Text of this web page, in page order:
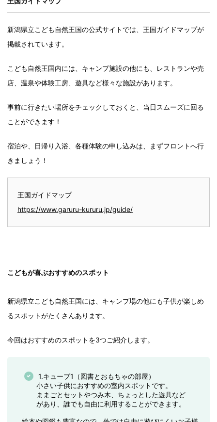
新潟県立こども自然王国の公式サイトでは、王国ガイドマップが
掲載されています。
こども自然王国内には、キャンプ施設の他にも、レストランや売
店、温泉や体験工房、遊具など様々な施設があります。
事前に行きたい場所をチェックしておくと、当日スムーズに回る
ことができます！
宿泊や、日帰り入浴、各種体験の申し込みは、まずフロントへ行
きましょう！
王国ガイドマップ
https://www.garuru-kururu.jp/guide/
こどもが喜ぶおすすめのスポット
新潟県立こども自然王国には、キャンプ場の他にも子供が楽しめ
るスポットがたくさんあります。
今回はおすすめのスポットを3つご紹介します。
1.キューブ1（図書とおもちゃの部屋）
小さい子供におすすめの室内スポットです。
ままごとセットやつみ木、ちょっとした遊具など
があり、誰でも自由に利用することができます。